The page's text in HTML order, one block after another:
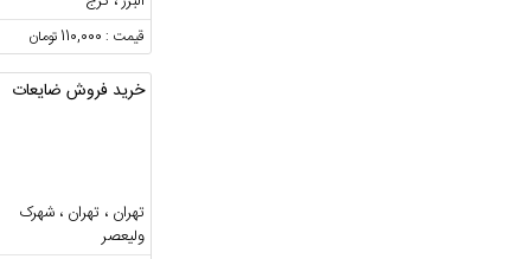
قیمت : 110,000 تومان
خرید فروش ضایعات
تهران ، تهران ، شهرک
ولیعصر